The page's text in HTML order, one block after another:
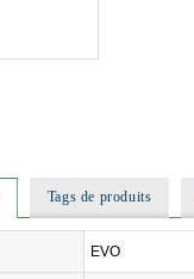
Tags de produits
EVO